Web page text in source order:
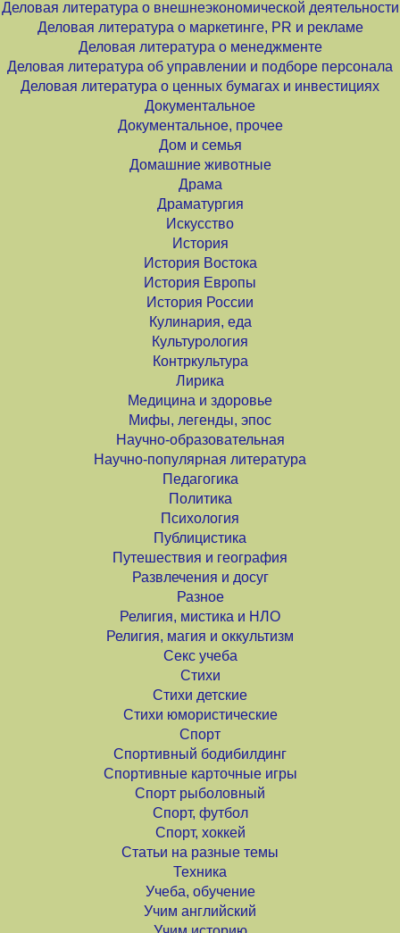
Деловая литература о внешнеэкономической деятельности
Деловая литература о маркетинге, PR и рекламе
Деловая литература о менеджменте
Деловая литература об управлении и подборе персонала
Деловая литература о ценных бумагах и инвестициях
Документальное
Документальное, прочее
Дом и семья
Домашние животные
Драма
Драматургия
Искусство
История
История Востока
История Европы
История России
Кулинария, еда
Культурология
Контркультура
Лирика
Медицина и здоровье
Мифы, легенды, эпос
Научно-образовательная
Научно-популярная литература
Педагогика
Политика
Психология
Публицистика
Путешествия и география
Развлечения и досуг
Разное
Религия, мистика и НЛО
Религия, магия и оккультизм
Секс учеба
Стихи
Стихи детские
Стихи юмористические
Спорт
Спортивный бодибилдинг
Спортивные карточные игры
Спорт рыболовный
Спорт, футбол
Спорт, хоккей
Статьи на разные темы
Техника
Учеба, обучение
Учим английский